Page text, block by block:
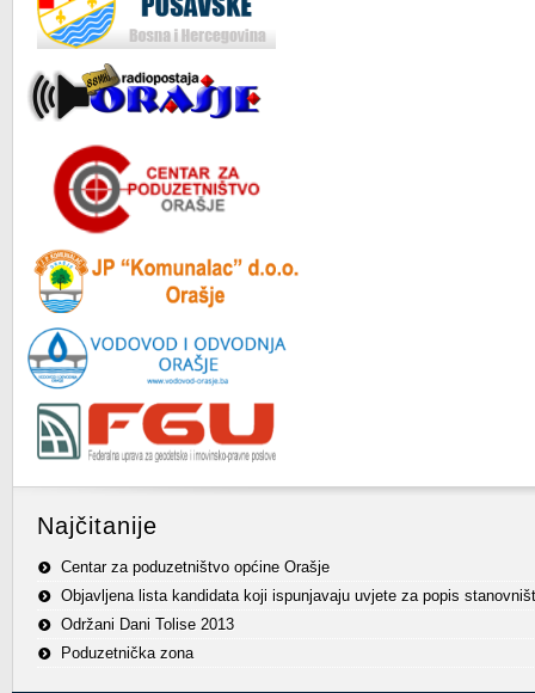
Najčitanije
Centar za poduzetništvo općine Orašje
Objavljena lista kandidata koji ispunjavaju uvjete za popis
Održani Dani Tolise 2013
Poduzetnička zona